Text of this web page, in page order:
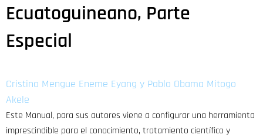
Ecuatoguineano, Parte
Especial
Cristino Mengue Eneme Eyang y Pablo Obama Mitogo
Akele
Este Manual, para sus autores viene a configurar una herramienta
imprescindible para el conocimiento, tratamiento científico y